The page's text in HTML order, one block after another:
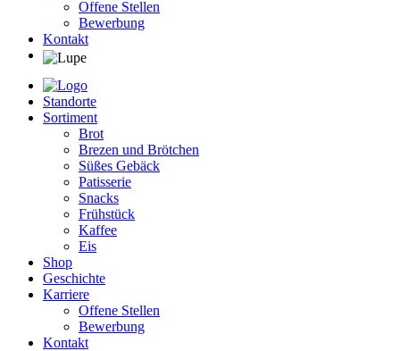
Offene Stellen
Bewerbung
Kontakt
Standorte
Sortiment
Brot
Brezen und Brötchen
Süßes Gebäck
Patisserie
Snacks
Frühstück
Kaffee
Eis
Shop
Geschichte
Karriere
Offene Stellen
Bewerbung
Kontakt